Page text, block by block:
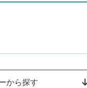
から探す